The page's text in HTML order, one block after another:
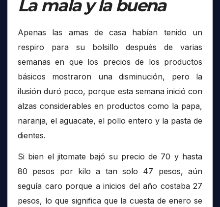
La mala y la buena
Apenas las amas de casa habían tenido un
respiro para su bolsillo después de varias
semanas en que los precios de los productos
básicos mostraron una disminución, pero la
ilusión duró poco, porque esta semana inició con
alzas considerables en productos como la papa,
naranja, el aguacate, el pollo entero y la pasta de
dientes.
Si bien el jitomate bajó su precio de 70 y hasta
80 pesos por kilo a tan solo 47 pesos, aún
seguía caro porque a inicios del año costaba 27
pesos, lo que significa que la cuesta de enero se